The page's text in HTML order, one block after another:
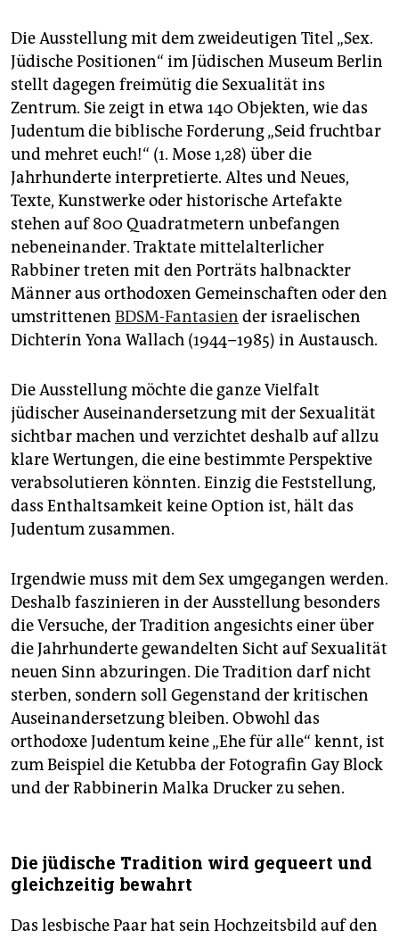
Die Ausstellung mit dem zweideutigen Titel „Sex.
Jüdische Positionen“ im Jüdischen Museum Berlin
stellt dagegen freimütig die Sexualität ins
Zentrum. Sie zeigt in etwa 140 Objekten, wie das
Judentum die biblische Forderung „Seid fruchtbar
und mehret euch!“ (1. Mose 1,28) über die
Jahrhunderte interpretierte. Altes und Neues,
Texte, Kunstwerke oder historische Artefakte
stehen auf 800 Quadratmetern unbefangen
nebeneinander. Traktate mittelalterlicher
Rabbiner treten mit den Porträts halbnackter
Männer aus orthodoxen Gemeinschaften oder den
umstrittenen BDSM-Fantasien der israelischen
Dichterin Yona Wallach (1944–1985) in Austausch.
Die Ausstellung möchte die ganze Vielfalt
jüdischer Auseinandersetzung mit der Sexualität
sichtbar machen und verzichtet deshalb auf allzu
klare Wertungen, die eine bestimmte Perspektive
verabsolutieren könnten. Einzig die Feststellung,
dass Enthaltsamkeit keine Option ist, hält das
Judentum zusammen.
Irgendwie muss mit dem Sex umgegangen werden.
Deshalb faszinieren in der Ausstellung besonders
die Versuche, der Tradition angesichts einer über
die Jahrhunderte gewandelten Sicht auf Sexualität
neuen Sinn abzuringen. Die Tradition darf nicht
sterben, sondern soll Gegenstand der kritischen
Auseinandersetzung bleiben. Obwohl das
orthodoxe Judentum keine „Ehe für alle“ kennt, ist
zum Beispiel die Ketubba der Fotografin Gay Block
und der Rabbinerin Malka Drucker zu sehen.
Die jüdische Tradition wird gequeert und
gleichzeitig bewahrt
Das lesbische Paar hat sein Hochzeitsbild auf den